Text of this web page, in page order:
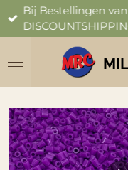
Ga
direct
de
hoofdinhoud
Bij Bestellingen